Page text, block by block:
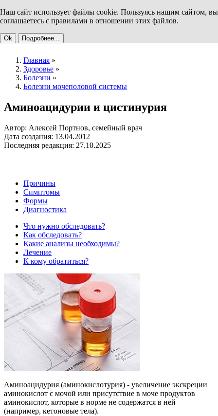
Наш сайт использует файлы cookie. Пользуясь нашим сайтом, вы
соглашаетесь с правилами в отношении этих файлов.
Ok Подробнее...
Главная »
Здоровье »
Болезни »
Болезни мочеполовой системы
Аминоацидурии и цистинурия
Автор: Алексей Портнов, семейный врач
Дата создания: 13.04.2012
Последняя редакция: 27.10.2025
Причины
Симптомы
Формы
Диагностика
Что нужно обследовать?
Как обследовать?
Какие анализы необходимы?
Лечение
К кому обратиться?
Аминоацидурия (аминокислотурия) - увеличение экскреции
аминокислот с мочой или присутствие в моче продуктов
аминокислот, которые в норме не содержатся в ней
(например, кетоновые тела).